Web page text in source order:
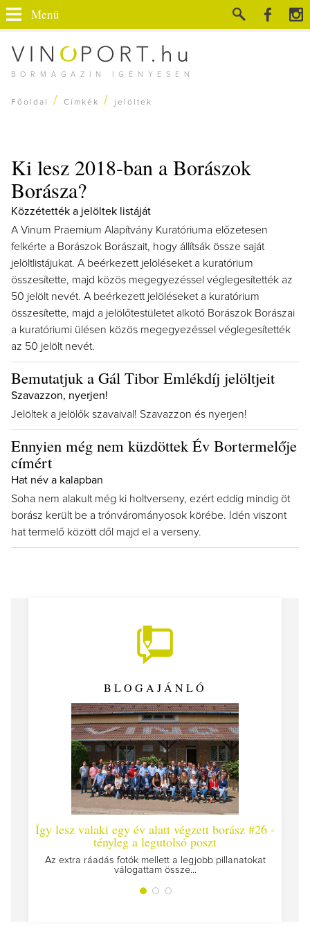
BORMAGAZIN IGÉNYESEN
Menü
Főoldal / Címkék / jelöltek
Ki lesz 2018-ban a Borászok
Borásza?
Közzétették a jelöltek listáját
A Vinum Praemium Alapítvány Kuratóriuma előzetesen
felkérte a Borászok Borászait, hogy állítsák össze saját
jelöltlistájukat. A beérkezett jelöléseket a kuratórium
összesítette, majd közös megegyezéssel véglegesítették az
50 jelölt nevét. A beérkezett jelöléseket a kuratórium
összesítette, majd a jelölőtestületet alkotó Borászok Borászai
a kuratóriumi ülésen közös megegyezéssel véglegesítették
az 50 jelölt nevét.
Bemutatjuk a Gál Tibor Emlékdíj jelöltjeit
Szavazzon, nyerjen!
Jelöltek a jelölők szavaival! Szavazzon és nyerjen!
Ennyien még nem küzdöttek Év Bortermelője
címért
Hat név a kalapban
Soha nem alakult még ki holtverseny, ezért eddig mindig öt
borász került be a trónvárományosok körébe. Idén viszont
hat termelő között dől majd el a verseny.
BLOGAJÁNLÓ
Így lesz valaki egy év alatt végzett borász #26 -
tényleg a legutolsó poszt
Az extra ráadás fotók mellett a legjobb pillanatokat
válogattam össze...